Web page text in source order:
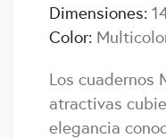
Dimensiones:
Color:
Los cuadernos
atractivas
elegancia